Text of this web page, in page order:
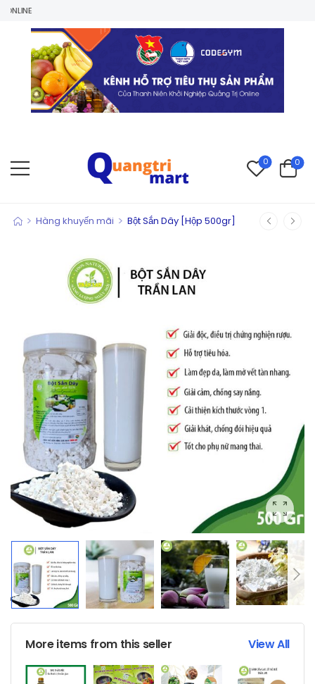
0 0
> Hàng khuyến mãi > Bột Sắn Dây [Hộp 500gr]
More items from this seller View All